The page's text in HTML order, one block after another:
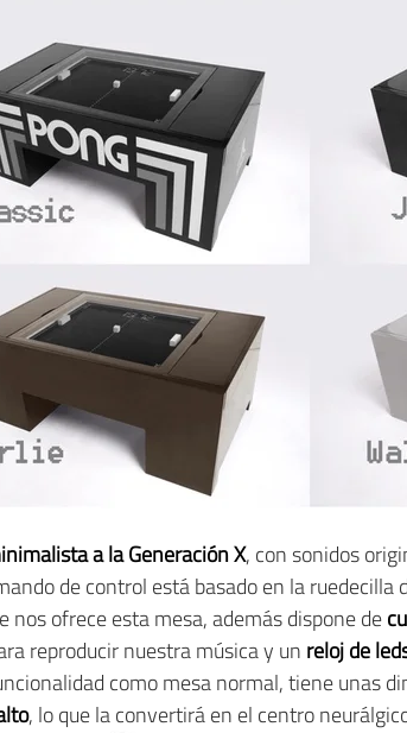
a la Generación X, con sonidos
de control está basado en la
nos ofrece esta mesa, además dispone de
reproducir nuestra música y un reloj de
como mesa normal, tiene unas
, lo que la convertirá en el centro